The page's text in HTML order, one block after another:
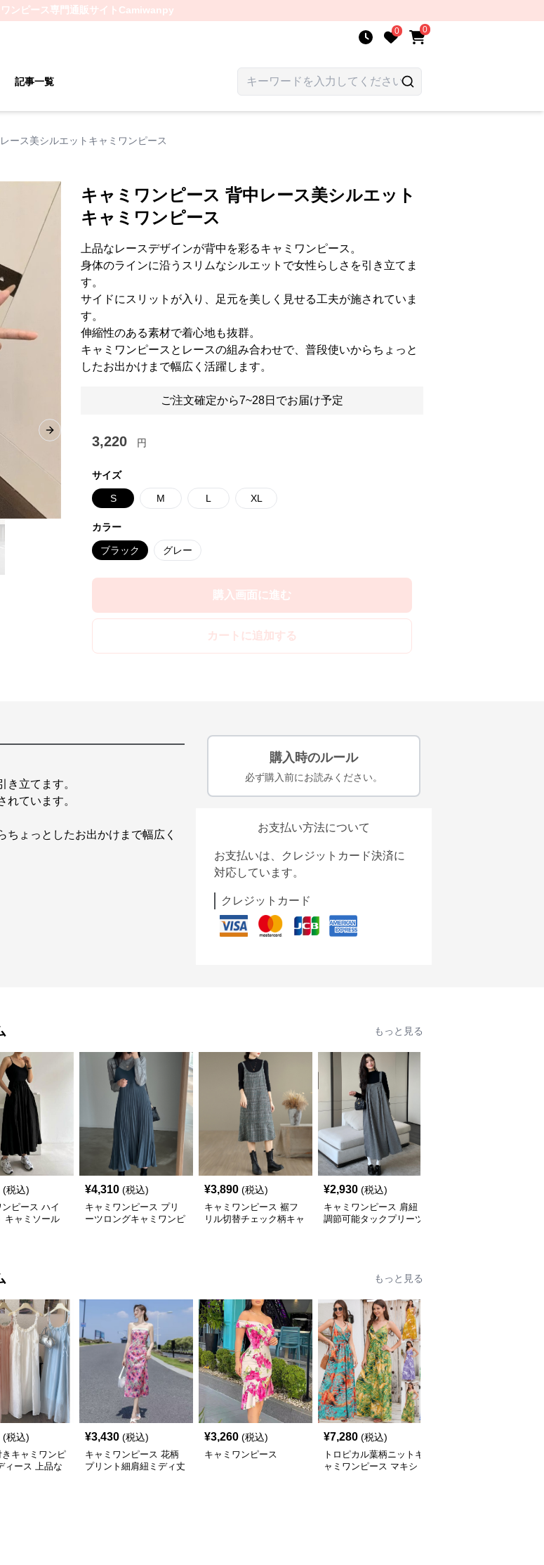
ンピース専門通販サイト Camiwanpy
0 0
記事一覧
ース美シルエットキャミワンピース
Next slide
キャミワンピース 背中レース美シルエット
キャミワンピース
上品なレースデザインが背中を彩るキャミワンピース。
身体のラインに沿うスリムなシルエットで女性らしさを引き立てま
す。
サイドにスリットが入り、足元を美しく見せる工夫が施されていま
す。
伸縮性のある素材で着心地も抜群。
キャミワンピースとレースの組み合わせで、普段使いからちょっと
したお出かけまで幅広く活躍します。
ご注文確定から7~28日でお届け予定
3,220 円
サイズ
S M L XL
カラー
ブラック グレー
購入画面に進む
カートに追加する
立てます。
ています。
ょっとしたお出かけまで幅広く
購入時のルール
必ず購入前にお読みください。
お支払い方法について
お支払いは、クレジットカード決済に
対応しています。
クレジットカード
もっと見る
(税込)
ピース ハイ
キャミソール
¥4,310 (税込)
キャミワンピース プリ
ーツロングキャミワンピ
¥3,890 (税込)
キャミワンピース 裾フ
リル切替チェック柄キャ
¥2,930 (税込)
キャミワンピース 肩紐
調節可能タックプリーツ
もっと見る
(税込)
きキャミワンピ
ィース 上品な
¥3,430 (税込)
キャミワンピース 花柄
プリント細肩紐ミディ丈
¥3,260 (税込)
キャミワンピース
¥7,280 (税込)
トロピカル葉柄ニットキ
ャミワンピース マキシ